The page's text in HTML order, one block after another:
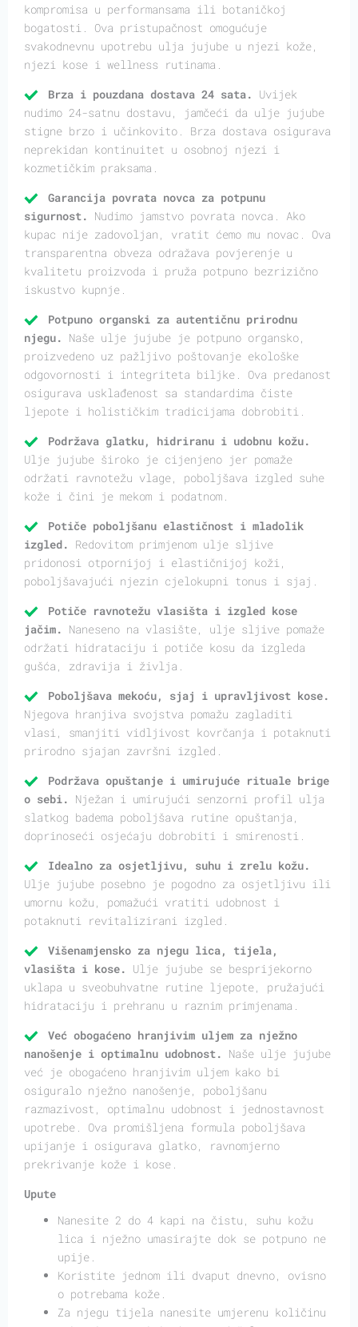
kompromisa u performansama ili botaničkoj
bogatosti. Ova pristupačnost omogućuje
svakodnevnu upotrebu ulja jujube u njezi kože,
njezi kose i wellness rutinama.
Brza i pouzdana dostava 24 sata. Uvijek
nudimo 24-satnu dostavu, jamčeći da ulje jujube
stigne brzo i učinkovito. Brza dostava osigurava
neprekidan kontinuitet u osobnoj njezi i
kozmetičkim praksama.
Garancija povrata novca za potpunu
sigurnost. Nudimo jamstvo povrata novca. Ako
kupac nije zadovoljan, vratit ćemo mu novac. Ova
transparentna obveza odražava povjerenje u
kvalitetu proizvoda i pruža potpuno bezrizično
iskustvo kupnje.
Potpuno organski za autentičnu prirodnu
njegu. Naše ulje jujube je potpuno organsko,
proizvedeno uz pažljivo poštovanje ekološke
odgovornosti i integriteta biljke. Ova predanost
osigurava usklađenost sa standardima čiste
ljepote i holističkim tradicijama dobrobiti.
Podržava glatku, hidriranu i udobnu kožu.
Ulje jujube široko je cijenjeno jer pomaže
održati ravnotežu vlage, poboljšava izgled suhe
kože i čini je mekom i podatnom.
Potiče poboljšanu elastičnost i mladolik
izgled. Redovitom primjenom ulje sljive
pridonosi otpornijoj i elastičnijoj koži,
poboljšavajući njezin cjelokupni tonus i sjaj.
Potiče ravnotežu vlasišta i izgled kose
jačim. Naneseno na vlasište, ulje sljive pomaže
održati hidrataciju i potiče kosu da izgleda
gušća, zdravija i življa.
Poboljšava mekoću, sjaj i upravljivost kose.
Njegova hranjiva svojstva pomažu zagladiti
vlasi, smanjiti vidljivost kovrčanja i potaknuti
prirodno sjajan završni izgled.
Podržava opuštanje i umirujuće rituale brige
o sebi. Nježan i umirujući senzorni profil ulja
slatkog badema poboljšava rutine opuštanja,
doprinoseći osjećaju dobrobiti i smirenosti.
Idealno za osjetljivu, suhu i zrelu kožu.
Ulje jujube posebno je pogodno za osjetljivu ili
umornu kožu, pomažući vratiti udobnost i
potaknuti revitalizirani izgled.
Višenamjensko za njegu lica, tijela,
vlasišta i kose. Ulje jujube se besprijekorno
uklapa u sveobuhvatne rutine ljepote, pružajući
hidrataciju i prehranu u raznim primjenama.
Već obogaćeno hranjivim uljem za nježno
nanošenje i optimalnu udobnost. Naše ulje jujube
već je obogaćeno hranjivim uljem kako bi
osiguralo nježno nanošenje, poboljšanu
razmazivost, optimalnu udobnost i jednostavnost
upotrebe. Ova promišljena formula poboljšava
upijanje i osigurava glatko, ravnomjerno
prekrivanje kože i kose.
Upute
Nanesite 2 do 4 kapi na čistu, suhu kožu
lica i nježno umasirajte dok se potpuno ne
upije.
Koristite jednom ili dvaput dnevno, ovisno
o potrebama kože.
Za njegu tijela nanesite umjerenu količinu